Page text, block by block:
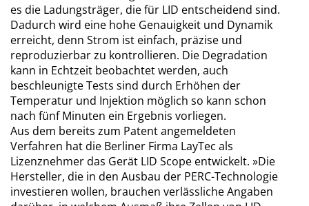
es die Ladungsträger, die für LID entscheidend sind.
Dadurch wird eine hohe Genauigkeit und Dynamik
erreicht, denn Strom ist einfach, präzise und
reproduzierbar zu kontrollieren. Die Degradation
kann in Echtzeit beobachtet werden, auch
beschleunigte Tests sind durch Erhöhen der
Temperatur und Injektion möglich so kann schon
nach fünf Minuten ein Ergebnis vorliegen.
Aus dem bereits zum Patent angemeldeten
Verfahren hat die Berliner Firma LayTec als
Lizenznehmer das Gerät LID Scope entwickelt. »Die
Hersteller, die in den Ausbau der PERC-Technologie
investieren wollen, brauchen verlässliche Angaben